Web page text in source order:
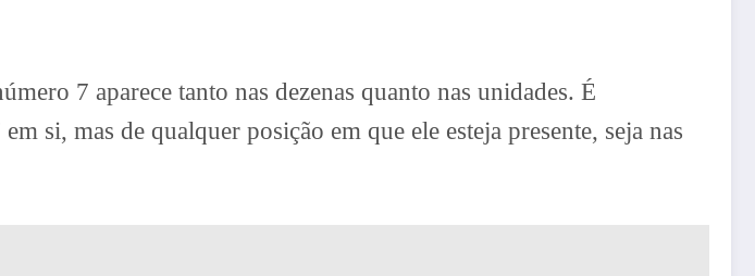
7 aparece tanto nas dezenas quanto nas unidades. É
si, mas de qualquer posição em que ele esteja presente, seja nas